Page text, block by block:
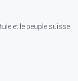
et le peuple suisse